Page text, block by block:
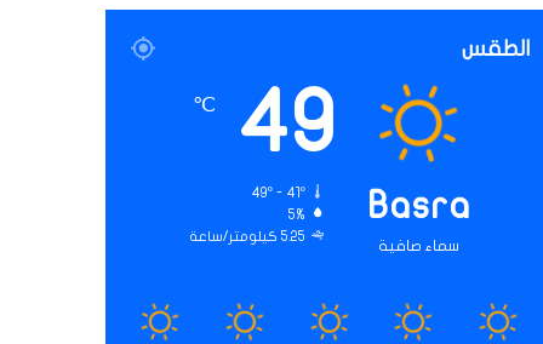
الطقس
Basra
سماء صافية
49
℃
49º - 41º
5%
5.25 كيلومتر/ساعة